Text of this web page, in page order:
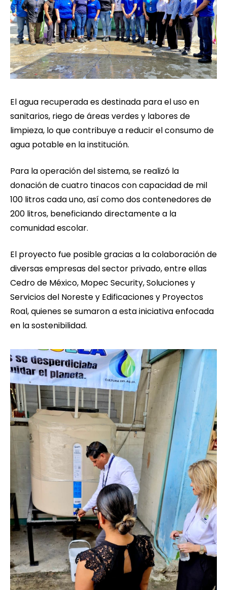
El agua recuperada es destinada para el uso en
sanitarios, riego de áreas verdes y labores de
limpieza, lo que contribuye a reducir el consumo de
agua potable en la institución.
Para la operación del sistema, se realizó la
donación de cuatro tinacos con capacidad de mil
100 litros cada uno, así como dos contenedores de
200 litros, beneficiando directamente a la
comunidad escolar.
El proyecto fue posible gracias a la colaboración de
diversas empresas del sector privado, entre ellas
Cedro de México, Mopec Security, Soluciones y
Servicios del Noreste y Edificaciones y Proyectos
Roal, quienes se sumaron a esta iniciativa enfocada
en la sostenibilidad.